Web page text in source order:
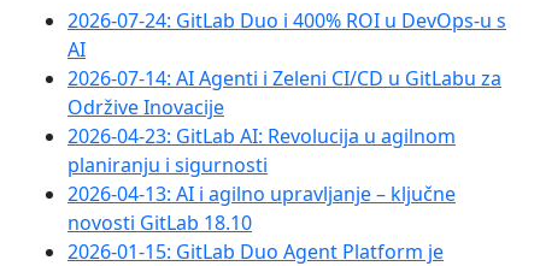
2026-07-24: GitLab Duo i 400% ROI u DevOps-u s
AI
2026-07-14: AI Agenti i Zeleni CI/CD u GitLabu za
Održive Inovacije
2026-04-23: GitLab AI: Revolucija u agilnom
planiranju i sigurnosti
2026-04-13: AI i agilno upravljanje – ključne
novosti GitLab 18.10
2026-01-15: GitLab Duo Agent Platform je